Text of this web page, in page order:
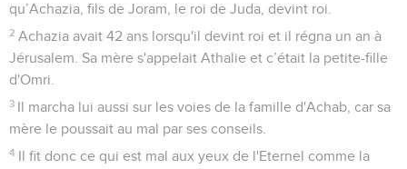
qu’Achazia, fils de Joram, le roi de Juda, devint roi.
2 Achazia avait 42 ans lorsqu'il devint roi et il régna un an à
Jérusalem. Sa mère s'appelait Athalie et c’était la petite-fille
d'Omri.
3 Il marcha lui aussi sur les voies de la famille d'Achab, car sa
mère le poussait au mal par ses conseils.
4 Il fit donc ce qui est mal aux yeux de l'Eternel comme la